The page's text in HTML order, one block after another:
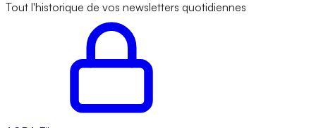
Tout l'historique de vos newsletters quotidiennes